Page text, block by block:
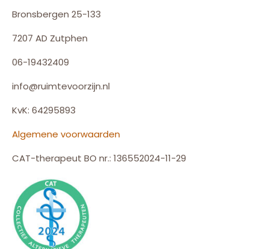
Bronsbergen 25-133
7207 AD Zutphen
06-19432409
info@ruimtevoorzijn.nl
KvK: 64295893
Algemene voorwaarden
CAT-therapeut BO nr.: 136552024-11-29